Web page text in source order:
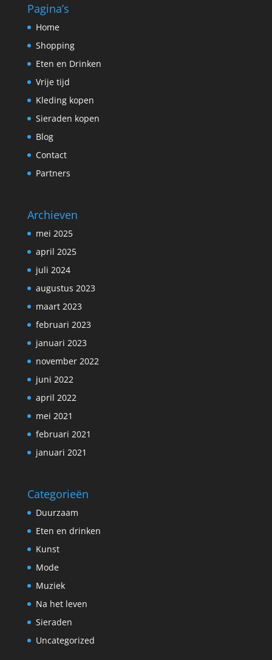
Pagina’s
Home
Shopping
Eten en Drinken
Vrije tijd
Kleding kopen
Sieraden kopen
Blog
Contact
Partners
Archieven
mei 2025
april 2025
juli 2024
augustus 2023
maart 2023
februari 2023
januari 2023
november 2022
juni 2022
april 2022
mei 2021
februari 2021
januari 2021
Categorieën
Duurzaam
Eten en drinken
Kunst
Mode
Muziek
Na het leven
Sieraden
Uncategorized